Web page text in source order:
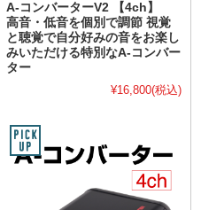
A-コンバーターV2 【4ch】
高音・低音を個別で調節 視覚
と聴覚で自分好みの音をお楽し
みいただける特別なA-コンバー
ター
¥16,800(税込)